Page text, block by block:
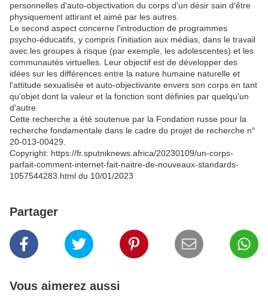
personnelles d'auto-objectivation du corps d'un désir sain d'être
physiquement attirant et aimé par les autres.
Le second aspect concerne l'introduction de programmes
psycho-éducatifs, y compris l'initiation aux médias, dans le travail
avec les groupes à risque (par exemple, les adolescentes) et les
communautés virtuelles. Leur objectif est de développer des
idées sur les différences entre la nature humaine naturelle et
l'attitude sexualisée et auto-objectivante envers son corps en tant
qu'objet dont la valeur et la fonction sont définies par quelqu'un
d'autre.
Cette recherche a été soutenue par la Fondation russe pour la
recherche fondamentale dans le cadre du projet de recherche n°
20-013-00429.
Copyright: https://fr.sputniknews.africa/20230109/un-corps-
parfait-comment-internet-fait-naitre-de-nouveaux-standards-
1057544283.html du 10/01/2023
Partager
Vous aimerez aussi